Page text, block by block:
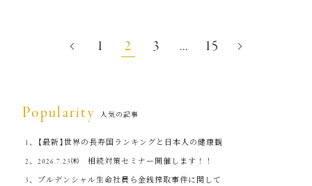
ー
ジ
り
1 2 3 … 15
Popularity 人気の記事
【最新】世界の長寿国ランキングと日本人の健康観
2026.7.23㈭ 相続対策セミナー開催します！！
プルデンシャル生命社員ら金銭搾取事件に関して